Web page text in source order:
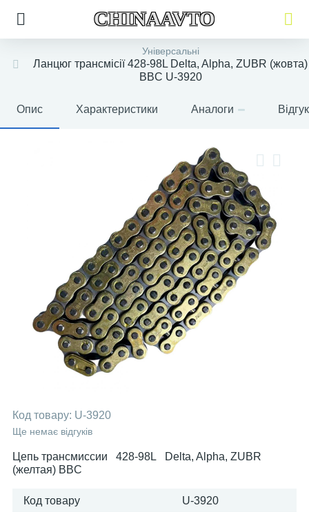
CHINAAVTO
Універсальні
Ланцюг трансмісії 428-98L Delta, Alpha, ZUBR (жовта)
BBC U-3920
Опис Характеристики Аналоги
Код товару: U-3920
Ще немає відгуків
Цепь трансмиссии 428-98L Delta, Alpha, ZUBR
(желтая) BBC
Код товару U-3920